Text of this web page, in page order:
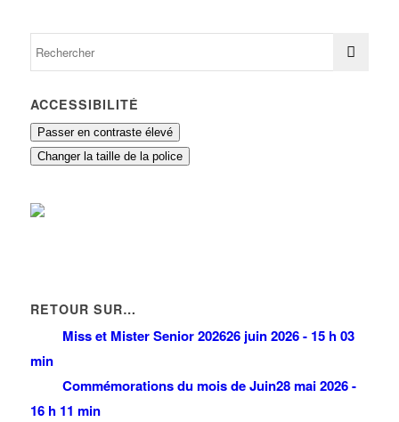
ACCESSIBILITÉ
Passer en contraste élevé
Changer la taille de la police
RETOUR SUR…
Miss et Mister Senior 202626 juin 2026 - 15 h 03
min
Commémorations du mois de Juin28 mai 2026 -
16 h 11 min